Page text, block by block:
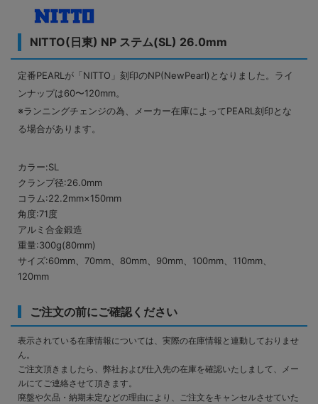
NITTO(日東) NP ステム(SL) 26.0mm
定番PEARLが「NITTO」刻印のNP(NewPearl)となりました。ライ
ンナップは60〜120mm。
※ランニングチェンジの為、メーカー在庫によってPEARL刻印とな
る場合があります。
カラー:SL
クランプ径:26.0mm
コラム:22.2mm×150mm
角度:71度
アルミ合金鍛造
重量:300g(80mm)
サイズ:60mm、70mm、80mm、90mm、100mm、110mm、
120mm
ご注文の前にご確認ください
表示されている在庫情報については、実際の在庫情報と連動しておりませ
ん。
ご注文頂きましたら、弊社および仕入先の在庫を確認いたしまして、メー
ルにてご連絡させて頂きます。
廃盤や欠品・納期未定などの理由により、ご注文をキャンセルさせていた